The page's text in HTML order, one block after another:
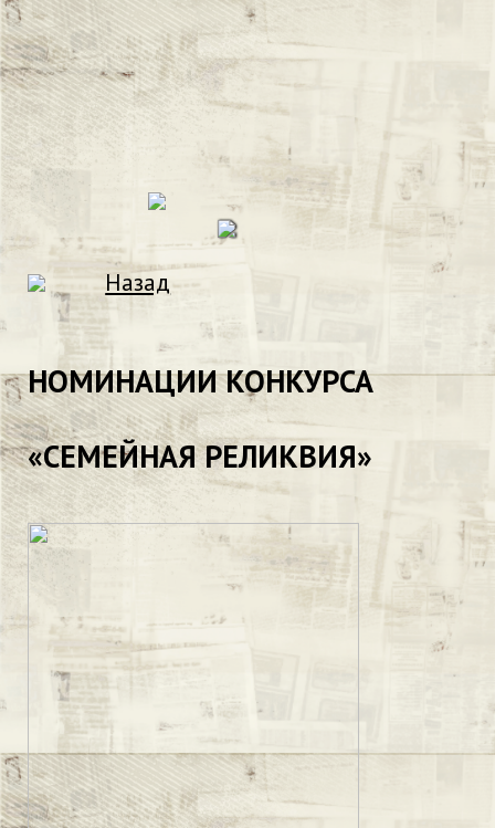
Назад
НОМИНАЦИИ КОНКУРСА
«СЕМЕЙНАЯ РЕЛИКВИЯ»